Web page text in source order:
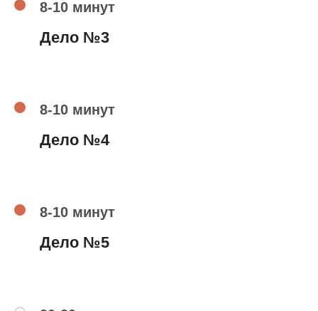
8-10 минут
Дело №3
8-10 минут
Дело №4
8-10 минут
Дело №5